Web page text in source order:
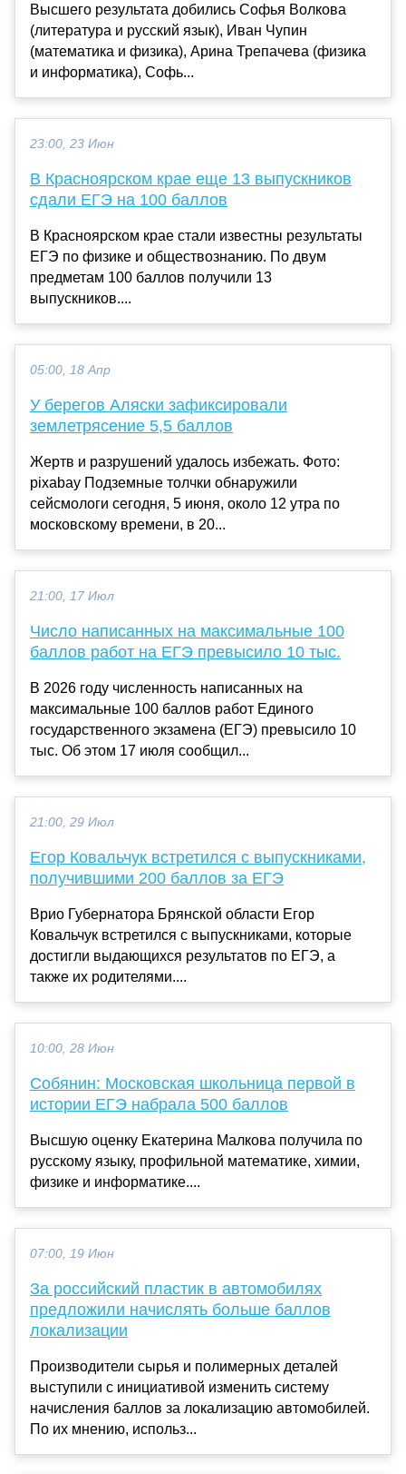
Высшего результата добились Софья Волкова
(литература и русский язык), Иван Чупин
(математика и физика), Арина Трепачева (физика
и информатика), Софь...
23:00, 23 Июн
В Красноярском крае еще 13 выпускников
сдали ЕГЭ на 100 баллов
В Красноярском крае стали известны результаты
ЕГЭ по физике и обществознанию. По двум
предметам 100 баллов получили 13
выпускников....
05:00, 18 Апр
У берегов Аляски зафиксировали
землетрясение 5,5 баллов
Жертв и разрушений удалось избежать. Фото:
pixabay Подземные толчки обнаружили
сейсмологи сегодня, 5 июня, около 12 утра по
московскому времени, в 20...
21:00, 17 Июл
Число написанных на максимальные 100
баллов работ на ЕГЭ превысило 10 тыс.
В 2026 году численность написанных на
максимальные 100 баллов работ Единого
государственного экзамена (ЕГЭ) превысило 10
тыс. Об этом 17 июля сообщил...
21:00, 29 Июл
Егор Ковальчук встретился с выпускниками,
получившими 200 баллов за ЕГЭ
Врио Губернатора Брянской области Егор
Ковальчук встретился с выпускниками, которые
достигли выдающихся результатов по ЕГЭ, а
также их родителями....
10:00, 28 Июн
Собянин: Московская школьница первой в
истории ЕГЭ набрала 500 баллов
Высшую оценку Екатерина Малкова получила по
русскому языку, профильной математике, химии,
физике и информатике....
07:00, 19 Июн
За российский пластик в автомобилях
предложили начислять больше баллов
локализации
Производители сырья и полимерных деталей
выступили с инициативой изменить систему
начисления баллов за локализацию автомобилей.
По их мнению, использ...